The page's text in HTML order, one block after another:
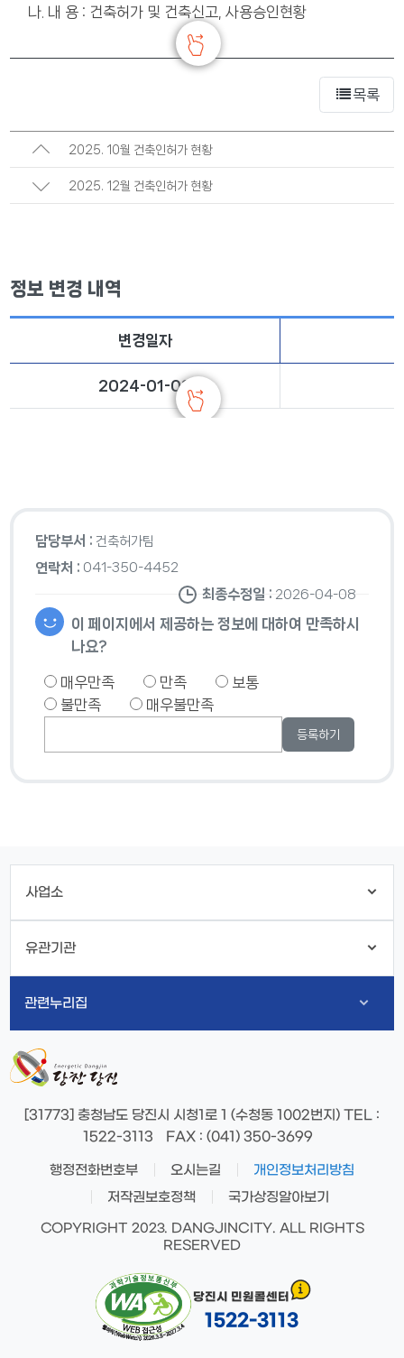
나. 내 용 : 건축허가 및 건축신고, 사용승인현황
목록
2025. 10월 건축인허가 현황
2025. 12월 건축인허가 현황
정보 변경 내역
변경일자
2024-01-08
담당부서 : 건축허가팀
연락처 : 041-350-4452
최종수정일 : 2026-04-08
이 페이지에서 제공하는 정보에 대하여 만족하시
나요?
매우만족 만족
보통
불만족
매우불만족
사업소
유관기관
관련누리집
[31773] 충청남도 당진시 시청1로 1 (수청동 1002번지) TEL :
1522-3113
FAX: (041) 350-3699
행정전화번호부 오시는길
개인정보처리방침
저작권보호정책
국가상징알아보기
COPYRIGHT 2023. DANGJINCITY. ALL RIGHTS
RESERVED
당진시 민원콜센터
1522-3113